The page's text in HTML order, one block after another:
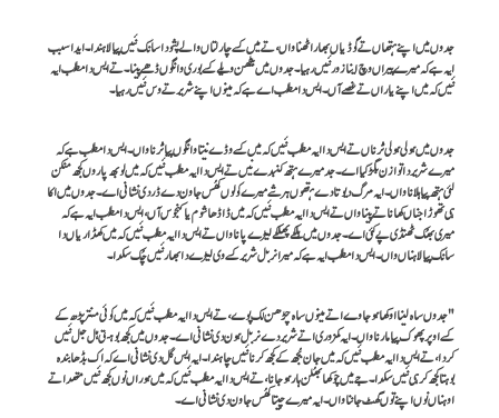
جدوں میں اپنے ہتھاں تے گوڈیاں بھار اٹھنا واں، تے میں کسے چار لتاں والے پشو دا سانگ نئیں پیا لاہندا۔ ایدا سبب
ایہ ہے کہ میرے پیراں وچ اینا زور نئیں رہیا۔ جدوں میں بیٹھن ویلے کسے بوری وانگوں ڈھے پینا۔ تے ایس دا مطلب ایہ
نئیں کہ میں اپنے یاراں تے غصے آں۔ ایس دا مطلب اے ہے کہ مینوں اپنے شریر تے وس نئیں رہیا۔
جدوں میں ہولی ہولی ٹُرناں تے ایس دا ایہ مطلب نئیں کہ میں کسے وڈے نیتا وانگوں پیا ٹُرنا واں۔ ایس دا مطلب ہے کہ
میرے شریر دا توازن بگڑ گیا اے۔ جد میرے ہتھ کنبدے نیں تے ایس دا ایہ مطلب نئیں کہ میں لوبھ پاروں کجھ منگن
لئی ہتھ پیا ہلانا واں۔ ایہ مرگ دیوتا دے ہتھوں ہر شے میرے کولوں کھُس جاون دے ڈر دی نشانی اے۔ جدوں میں اکا
ہی تھوڑا جناں کھانا تے پینا واں تے ایس دا ایہ مطلب نئیں کہ میں ڈاڈھا شوم یا کنجوس آں، ایس دا مطلب ایہ ہے کہ
میری بھُک ٹھنڈی پے گئی اے۔ جدوں میں ہلکے پھلکے لیڑے پانا واں تے ایس دا ایہ مطلب نئیں کہ میں کھڈاریاں دا
سانگ پیا لاہناں واں۔ ایس دا مطلب ایہ ہے کہ میرا نربل شریر کسے وی لیڑے دا بھار نئیں چُک سکدا۔
"جدوں ساہ لینا اوکھا ہو جاوے اتے مینوں ساہ چڑھن لگ پوے، تے ایس دا ایہ مطلب نئیں کہ میں کوئی منتر پڑھ کے
کسے اوپر پھوک پیا مارنا واں۔ ایہ کمزوری اتے شریر دے نربل ہون دی نشانی اے۔ جدوں میں کجھ بوہتی ہل جل نئیں
کردا، تے ایس دا ایہ مطلب نئیں کہ میں جان بُجھ کے کجھ کرنا نئیں چاہندا۔ ایہ ایس گل دی نشانی اے کہ اک بڈھا بندہ
بوہتا کجھ کر ہی نئیں سکدا۔ جے میں چوکھا بھُلن ہار ہو جانا، تے ایس دا ایہ مطلب نئیں کہ میں ہوراں نوں کجھ نئیں متھدا تے
اوہناں نوں اپنے توں گھٹ جاننا واں۔ ایہ میرے چیتا کھُس جاون دی نشانی اے۔